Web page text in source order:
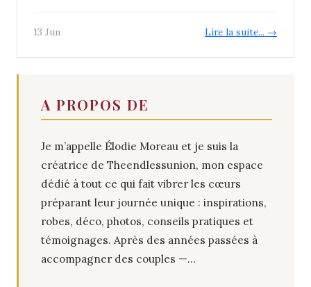
13 Jun Lire la suite... →
A PROPOS DE
Je m’appelle Élodie Moreau et je suis la
créatrice de Theendlessunion, mon espace
dédié à tout ce qui fait vibrer les cœurs
préparant leur journée unique : inspirations,
robes, déco, photos, conseils pratiques et
témoignages. Après des années passées à
accompagner des couples —...